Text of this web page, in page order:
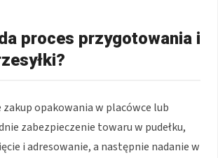
proces przygotowania i
zakup opakowania w placówce lub
zabezpieczenie towaru w pudełku,
i adresowanie, a następnie nadanie w